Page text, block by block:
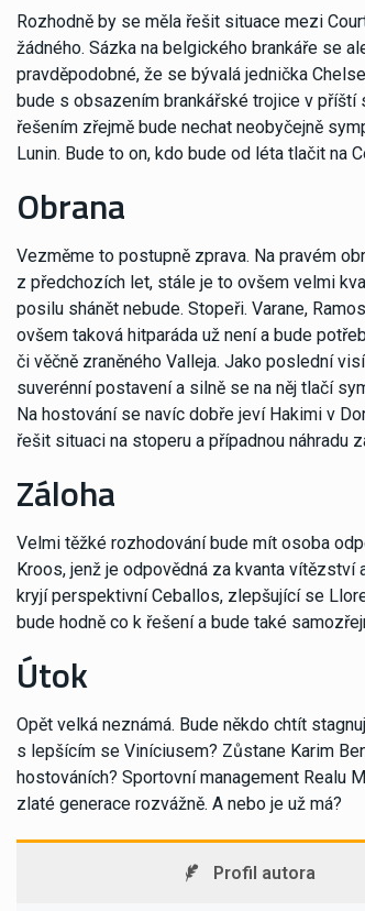
Rozhodně by se měla řešit situace mezi
žádného. Sázka na belgického brankáře se
pravděpodobné, že se bývalá jednička
bude s obsazením brankářské trojice v příští
řešením zřejmě bude nechat neobyčejně
Lunin. Bude to on, kdo bude od léta tlačit na
Obrana
Vezměme to postupně zprava. Na pravém
z předchozích let, stále je to ovšem velmi
posilu shánět nebude. Stopeři. Varane,
ovšem taková hitparáda už není a bude
či věčně zraněného Valleja. Jako poslední
suverénní postavení a silně se na něj tlačí
Na hostování se navíc dobře jeví Hakimi v
řešit situaci na stoperu a případnou náhradu
Záloha
Velmi těžké rozhodování bude mít osoba
Kroos, jenž je odpovědná za kvanta
kryjí perspektivní Ceballos, zlepšující se
bude hodně co k řešení a bude také
Útok
Opět velká neznámá. Bude někdo chtít
s lepšícím se Viníciusem? Zůstane Karim
hostováních? Sportovní management Realu
zlaté generace rozvážně. A nebo je už má?
Profil autora